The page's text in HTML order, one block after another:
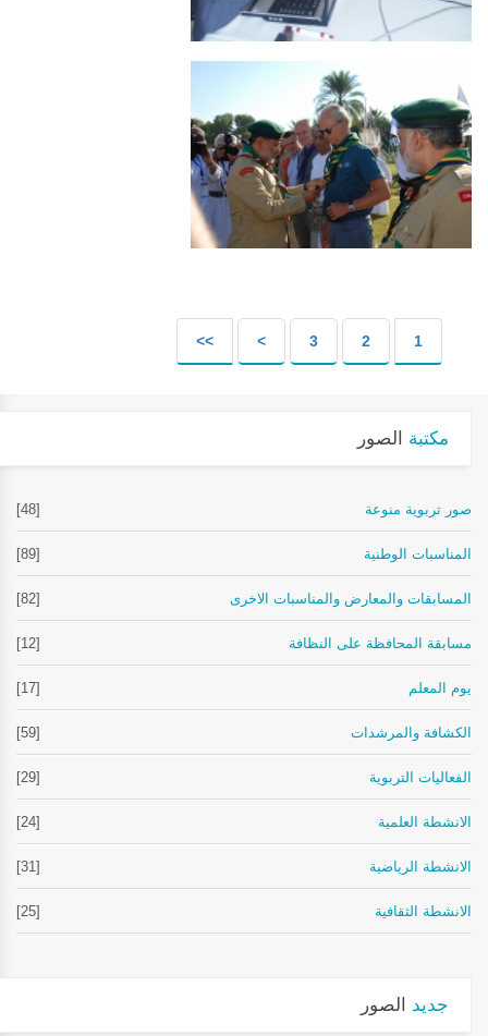
1
2
3
>
>>
مكتبة الصور
صور تربوية منوعة [48]
المناسبات الوطنية [89]
المسابقات والمعارض والمناسبات الاخرى [82]
مسابقة المحافظة على النظافة [12]
يوم المعلم [17]
الكشافة والمرشدات [59]
الفعاليات التربوية [29]
الانشطة العلمية [24]
الانشطة الرياضية [31]
الانشطة الثقافية [25]
جديد الصور